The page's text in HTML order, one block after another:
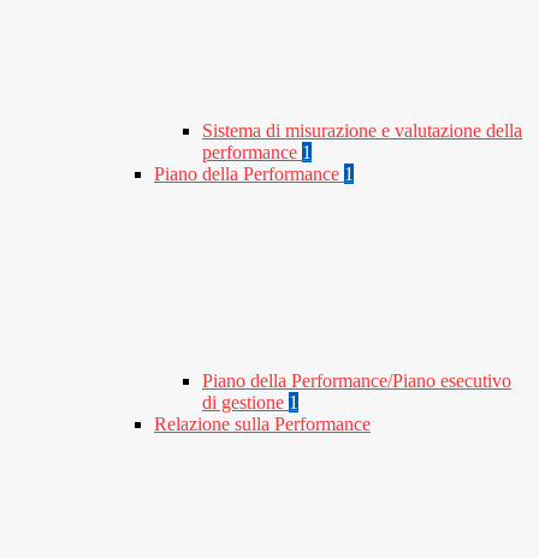
Sistema di misurazione e valutazione della
performance 1
Piano della Performance 1
Piano della Performance/Piano esecutivo
di gestione 1
Relazione sulla Performance